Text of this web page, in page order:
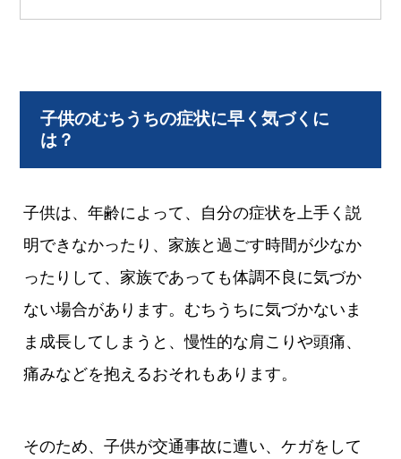
子供のむちうちの症状に早く気づくに
は？
子供は、年齢によって、自分の症状を上手く説
明できなかったり、家族と過ごす時間が少なか
ったりして、家族であっても体調不良に気づか
ない場合があります。むちうちに気づかないま
ま成長してしまうと、慢性的な肩こりや頭痛、
痛みなどを抱えるおそれもあります。
そのため、子供が交通事故に遭い、ケガをして